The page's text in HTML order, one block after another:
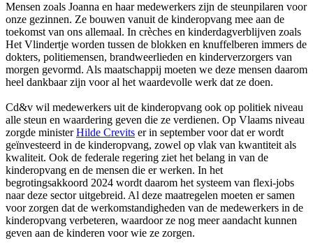
Mensen zoals Joanna en haar medewerkers zijn de steunpilaren voor
onze gezinnen. Ze bouwen vanuit de kinderopvang mee aan de
toekomst van ons allemaal. In crèches en kinderdagverblijven zoals
Het Vlindertje worden tussen de blokken en knuffelberen immers de
dokters, politiemensen, brandweerlieden en kinderverzorgers van
morgen gevormd. Als maatschappij moeten we deze mensen daarom
heel dankbaar zijn voor al het waardevolle werk dat ze doen.
Cd&v wil medewerkers uit de kinderopvang ook op politiek niveau
alle steun en waardering geven die ze verdienen. Op Vlaams niveau
zorgde minister Hilde Crevits er in september voor dat er wordt
geïnvesteerd in de kinderopvang, zowel op vlak van kwantiteit als
kwaliteit. Ook de federale regering ziet het belang in van de
kinderopvang en de mensen die er werken. In het
begrotingsakkoord 2024 wordt daarom het systeem van flexi-jobs
naar deze sector uitgebreid. Al deze maatregelen moeten er samen
voor zorgen dat de werkomstandigheden van de medewerkers in de
kinderopvang verbeteren, waardoor ze nog meer aandacht kunnen
geven aan de kinderen voor wie ze zorgen.